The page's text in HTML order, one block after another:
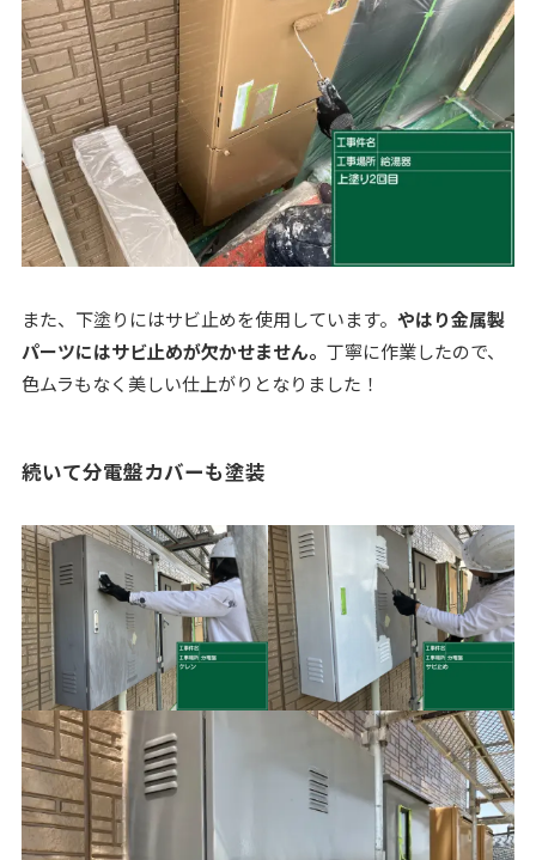
また、下塗りにはサビ止めを使用しています。 やはり金属製
パーツにはサビ止めが欠かせません。 丁寧に作業したので、
色ムラもなく美しい仕上がりとなりました！
続いて分電盤カバーも塗装